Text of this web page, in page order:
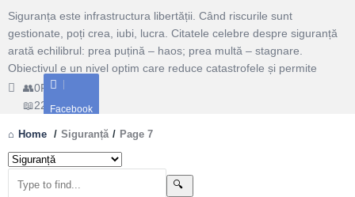
Siguranța este infrastructura libertății. Când riscurile sunt
gestionate, poți crea, iubi, lucra. Citatele celebre despre siguranță
arată echilibrul: prea puțină – haos; prea multă – stagnare.
Obiectivul e un nivel optim care reduce catastrofele și permite
viața.Există siguranță fizică, digitală, emoțională. Toate cer
obiceiuri: centuri cuplate, parole unice, limite clare în relații. Citatele
sfera ta și pregătești planuri B.Organizațiile sigure învață din
aproape-accidente, nu doar din tragedii. Cultura raportării timpurii,
fără pedeapsă, salvează vieți. În familie, exercițiile de evacuare și
discuțiile despre internet sunt la fel de serioase ca lista de
Facebook
0Followers
225Citate
Home / Siguranță / Page 7